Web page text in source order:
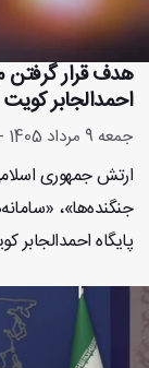
هدف قرار گرفتن
احمدالجابر کویت
جمعه 9 مرداد 1405 - 10:16:26
ارتش جمهوری
جنگنده‌ها»،
پایگاه